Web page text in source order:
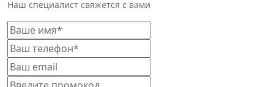
Наш специалист свяжется с вами